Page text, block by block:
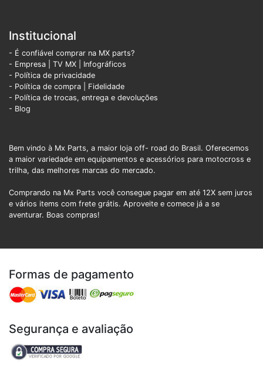
Institucional
- É confiável comprar na MX parts?
- Empresa
TV MX
Infográficos
- Política de privacidade
- Política de compra | Fidelidade
- Política de trocas, entrega e devoluções
- Blog
Bem vindo à Mx Parts, a maior loja off- road do Brasil. Oferecemos
a maior variedade em equipamentos e acessórios para motocross e
trilha, das melhores marcas do mercado.
Comprando na Mx Parts você consegue pagar em até 12X sem juros
e vários items com frete grátis. Aproveite e comece já a se
aventurar. Boas compras!
Formas de pagamento
Segurança e avaliação